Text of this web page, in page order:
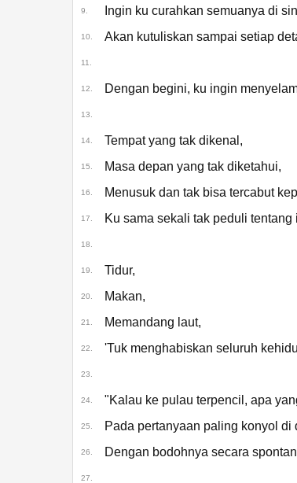
9. Ingin ku curahkan semuanya di
10. Akan kutuliskan sampai setiap
11.
12. Dengan begini, ku ingin
13.
14. Tempat yang tak dikenal,
15. Masa depan yang tak diketahui,
16. Menusuk dan tak bisa tercabut
17. Ku sama sekali tak peduli tentang
18.
19. Tidur,
20. Makan,
21. Memandang laut,
22. 'Tuk menghabiskan seluruh
23.
24. "Kalau ke pulau terpencil, apa
25. Pada pertanyaan paling konyol di
26. Dengan bodohnya secara
27.